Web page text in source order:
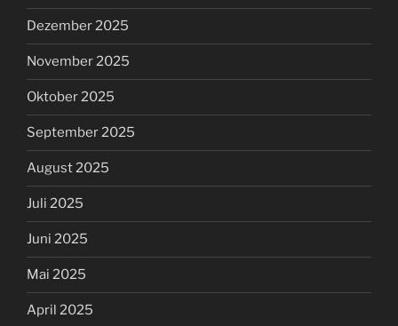
Dezember 2025
November 2025
Oktober 2025
September 2025
August 2025
Juli 2025
Juni 2025
Mai 2025
April 2025